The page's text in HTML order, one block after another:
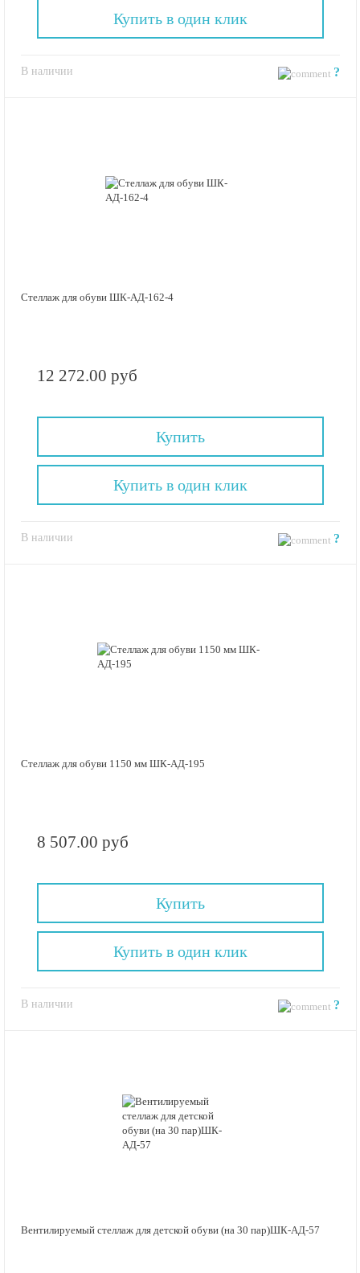
В наличии ?
Купить в один клик
Стеллаж для обуви ШК-АД-162-4
12 272.00 руб
Купить
В наличии ?
Купить в один клик
Стеллаж для обуви 1150 мм ШК-АД-195
8 507.00 руб
Купить
В наличии ?
Купить в один клик
Вентилируемый стеллаж для детской обуви (на 30 пар)ШК-АД-57